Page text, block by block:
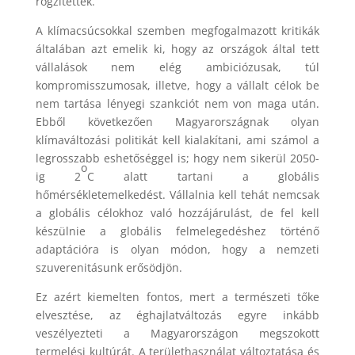
A klímacsúcsokkal szemben megfogalmazott kritikák
általában azt emelik ki, hogy az országok által tett
vállalások nem elég ambiciózusak, túl
kompromisszumosak, illetve, hogy a vállalt célok be
nem tartása lényegi szankciót nem von maga után.
Ebből következően Magyarországnak olyan
klímaváltozási politikát kell kialakítani, ami számol a
legrosszabb eshetőséggel is; hogy nem sikerül 2050-
ig 2
o
C alatt tartani a globális
hőmérsékletemelkedést. Vállalnia kell tehát nemcsak
a globális célokhoz való hozzájárulást, de fel kell
készülnie a globális felmelegedéshez történő
adaptációra is olyan módon, hogy a nemzeti
szuverenitásunk erősödjön.
Ez azért kiemelten fontos, mert a természeti tőke
elvesztése, az éghajlatváltozás egyre inkább
veszélyezteti a Magyarországon megszokott
termelési kultúrát. A területhasználat változtatása és